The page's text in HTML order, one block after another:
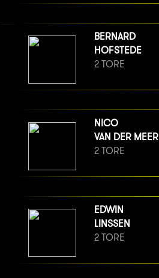
BERNARD
HOFSTEDE
2 TORE
NICO
VAN DER MEER
2 TORE
EDWIN
LINSSEN
2 TORE